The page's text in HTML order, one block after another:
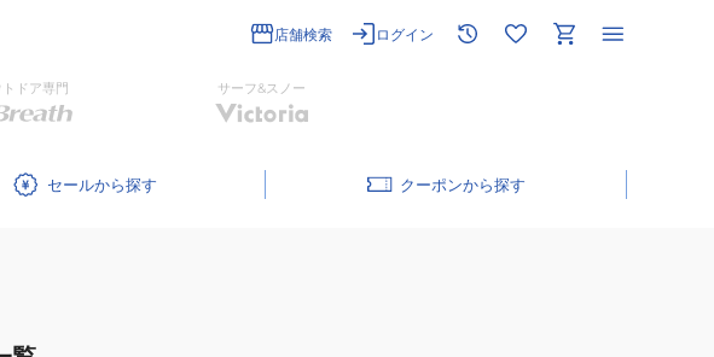
店舗検索 ログイン
ドア専門 サーフ&スノー
セール クーポン